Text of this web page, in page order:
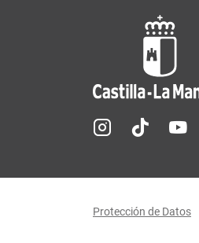
Redes
Protección de Datos